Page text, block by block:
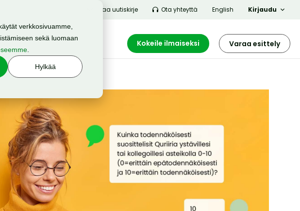
verkkosivuamme,
sekä luomaan
Hylkää
Tilaa uutiskirje Ota yhteyttä Kirjaudu
English
Varaa esittely
Kokeile ilmaiseksi